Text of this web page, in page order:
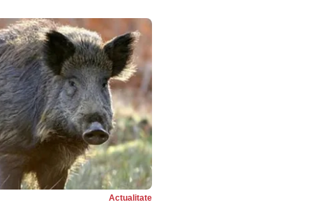
Actualitate